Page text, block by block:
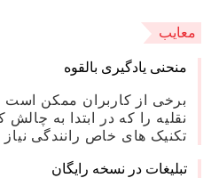
معایب
منحنی یادگیری بالقوه
برخی از کاربران ممکن است
نقلیه را که در ابتدا به چالش
تکنیک های خاص رانندگی نیاز
تبلیغات در نسخه رایگان